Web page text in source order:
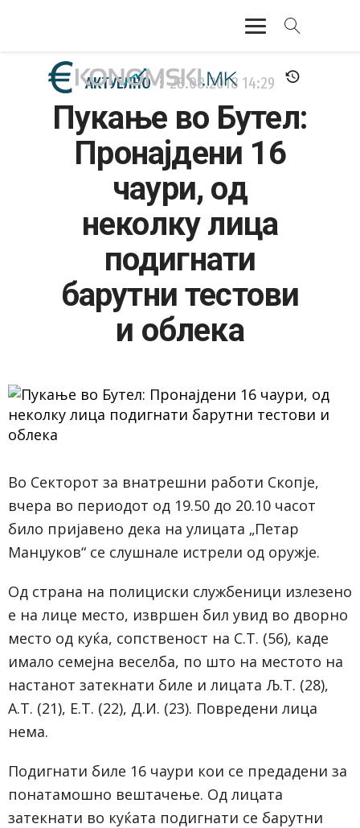
АКТУЕЛНО
ЕКОНОМИЈА
ФИНАНСИИ
БАНКАРСТВО
ЖИВОТ
МОЗАИК
АКТУЕЛНО 28.08.2018 14:29
Пукање во Бутел:
Пронајдени 16
чаури, од
неколку лица
подигнати
барутни тестови
и облека
Во Секторот за внатрешни работи Скопје,
вчера во периодот од 19.50 до 20.10 часот
било пријавено дека на улицата „Петар
Манџуков“ се слушнале истрели од оружје.
Од страна на полициски службеници излезено
е на лице место, извршен бил увид во дворно
место од куќа, сопственост на С.Т. (56), каде
имало семејна веселба, по што на местото на
настанот затекнати биле и лицата Љ.Т. (28),
А.Т. (21), Е.Т. (22), Д.И. (23). Повредени лица
нема.
Подигнати биле 16 чаури кои се предадени за
понатамошно вештачење. Од лицата
затекнати во куќата подигнати се барутни